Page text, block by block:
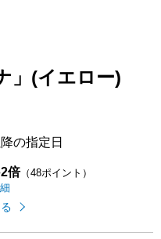
」(イエロー)
の指定日
2倍（48ポイント）
ンカードのご利用でたまるポイ